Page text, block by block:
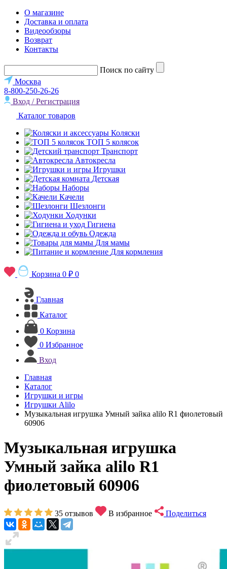
О магазине
Доставка и оплата
Видеообзоры
Возврат
Контакты
Поиск по сайту
Москва
8-800-250-26-26
Вход / Регистрация
Каталог товаров
Коляски
ТОП 5 колясок
Транспорт
Автокресла
Игрушки
Детская
Наборы
Качели
Шезлонги
Ходунки
Гигиена
Одежда
Для мамы
Для кормления
Корзина 0 ₽ 0
Главная
Каталог
0 Корзина
0 Избранное
Вход
Главная
Каталог
Игрушки и игры
Игрушки Alilo
Музыкальная игрушка Умный зайка alilo R1 фиолетовый
60906
Музыкальная игрушка
Умный зайка alilo R1
фиолетовый 60906
35 отзывов В избранное Поделиться